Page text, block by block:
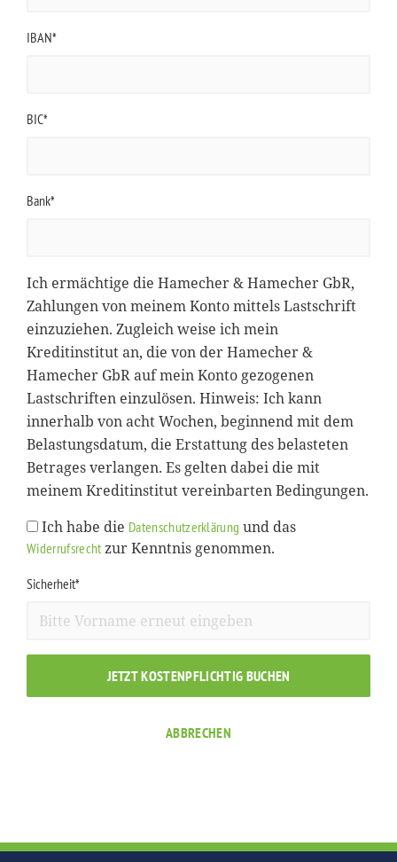
IBAN*
BIC*
Bank*
Ich ermächtige die Hamecher & Hamecher GbR,
Zahlungen von meinem Konto mittels Lastschrift
einzuziehen. Zugleich weise ich mein
Kreditinstitut an, die von der Hamecher &
Hamecher GbR auf mein Konto gezogenen
Lastschriften einzulösen. Hinweis: Ich kann
innerhalb von acht Wochen, beginnend mit dem
Belastungsdatum, die Erstattung des belasteten
Betrages verlangen. Es gelten dabei die mit
meinem Kreditinstitut vereinbarten Bedingungen.
Ich habe die Datenschutzerklärung und das
Widerrufsrechtzur Kenntnis genommen.
Sicherheit*
JETZT KOSTENPFLICHTIG BUCHEN
ABBRECHEN